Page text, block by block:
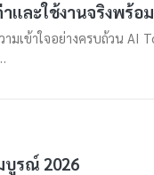
และใช้งานจริงพร้อ
มเข้าใจอย่างครบถ้วน
บูรณ์ 2026